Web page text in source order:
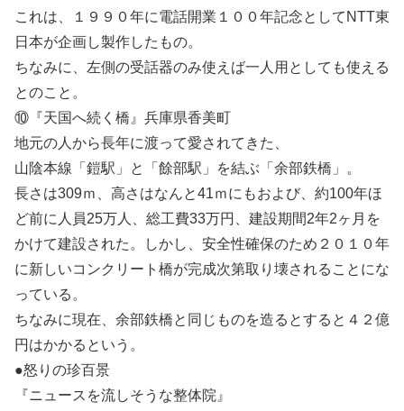
これは、１９９０年に電話開業１００年記念としてNTT東
日本が企画し製作したもの。
ちなみに、左側の受話器のみ使えば一人用としても使える
とのこと。
⑩『天国へ続く橋』兵庫県香美町
地元の人から長年に渡って愛されてきた、
山陰本線「鎧駅」と「餘部駅」を結ぶ「余部鉄橋」。
長さは309ｍ、高さはなんと41ｍにもおよび、約100年ほ
ど前に人員25万人、総工費33万円、建設期間2年2ヶ月を
かけて建設された。しかし、安全性確保のため２０１０年
に新しいコンクリート橋が完成次第取り壊されることにな
っている。
ちなみに現在、余部鉄橋と同じものを造るとすると４２億
円はかかるという。
●怒りの珍百景
『ニュースを流しそうな整体院』